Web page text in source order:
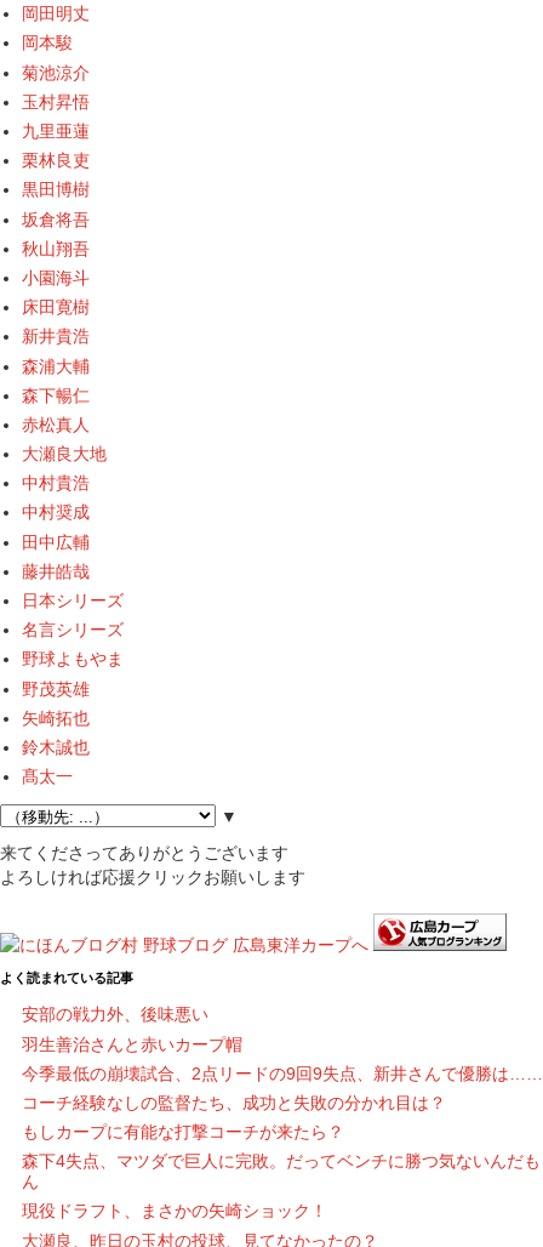
岡田明丈
岡本駿
菊池涼介
玉村昇悟
九里亜蓮
栗林良吏
黒田博樹
坂倉将吾
秋山翔吾
小園海斗
床田寛樹
新井貴浩
森浦大輔
森下暢仁
赤松真人
大瀬良大地
中村貴浩
中村奨成
田中広輔
藤井皓哉
日本シリーズ
名言シリーズ
野球よもやま
野茂英雄
矢崎拓也
鈴木誠也
髙太一
▼
来てくださってありがとうございます
よろしければ応援クリックお願いします
よく読まれている記事
安部の戦力外、後味悪い
羽生善治さんと赤いカープ帽
今季最低の崩壊試合、2点リードの9回9失点、新井さんで優勝は……
コーチ経験なしの監督たち、成功と失敗の分かれ目は？
もしカープに有能な打撃コーチが来たら？
森下4失点、マツダで巨人に完敗。だってベンチに勝つ気ないんだも
ん
現役ドラフト、まさかの矢崎ショック！
大瀬良、昨日の玉村の投球、見てなかったの？